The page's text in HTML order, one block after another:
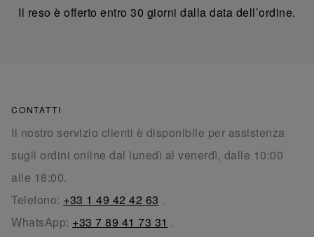
Il reso è offerto entro 30 giorni dalla data dell’ordine.
CONTATTI
Il nostro servizio clienti è disponibile per assistenza
sugli ordini online dal lunedì al venerdì, dalle 10:00
alle 18:00.
Telefono: +33 1 49 42 42 63 .
WhatsApp: +33 7 89 41 73 31 .